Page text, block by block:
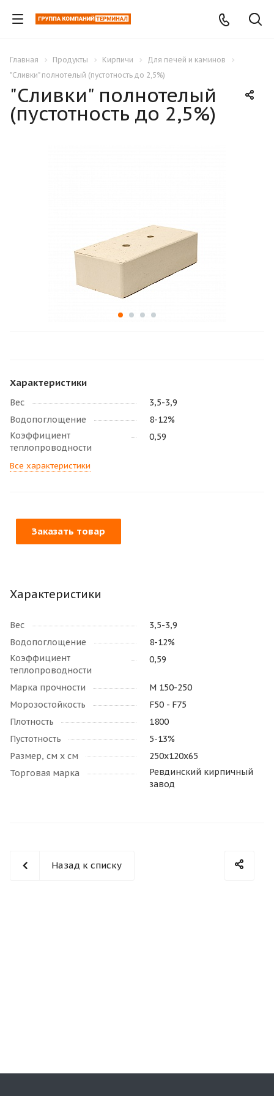
Главная Продукты Кирпичи
Для печей и каминов
"Сливки" полнотелый (пустотность до 2,5%)
"Сливки" полнотелый
(пустотность до 2,5%)
Характеристики
Вес
3,5-3,9
Водопоглощение
8-12%
Коэффициент
теплопроводности
0,59
Все характеристики
Заказать товар
Характеристики
Вес
3,5-3,9
Водопоглощение
8-12%
Коэффициент
теплопроводности
0,59
Марка прочности
М 150-250
Морозостойкость
F50 - F75
Плотность
1800
Пустотность
5-13%
Размер, см х см
250х120х65
Торговая марка
Ревдинский кирпичный
завод
Назад к списку